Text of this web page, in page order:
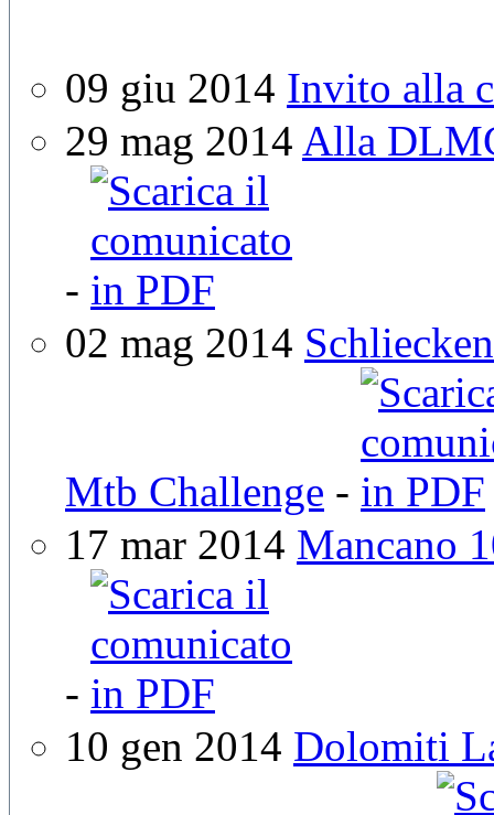
09 giu 2014 Invito alla
29 mag 2014 Alla
-
02 mag 2014
Mtb Challenge -
17 mar 2014 Mancano
-
10 gen 2014 Dolomiti